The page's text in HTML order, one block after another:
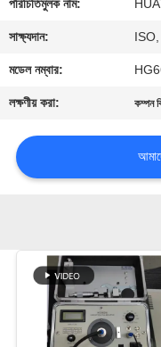
যোগাযোগ
করুন
উদ্ধৃতির
আবেদন
ম্যাপ
PRIVACY
POLICY
পরিচিতিমুলক নাম:
সাক্ষ্যদান:
মডেল নম্বার:
লক্ষণীয় করা: কম্পন